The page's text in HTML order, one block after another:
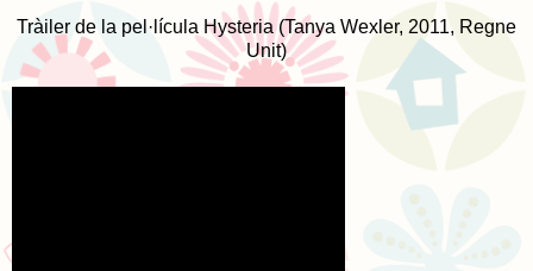
Tràiler de la pel·lícula Hysteria (Tanya Wexler, 2011, Regne
Unit)